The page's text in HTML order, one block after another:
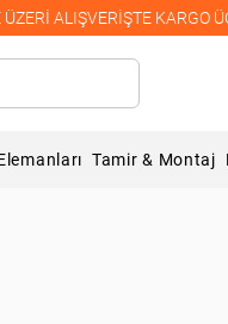
Tamir & Montaj